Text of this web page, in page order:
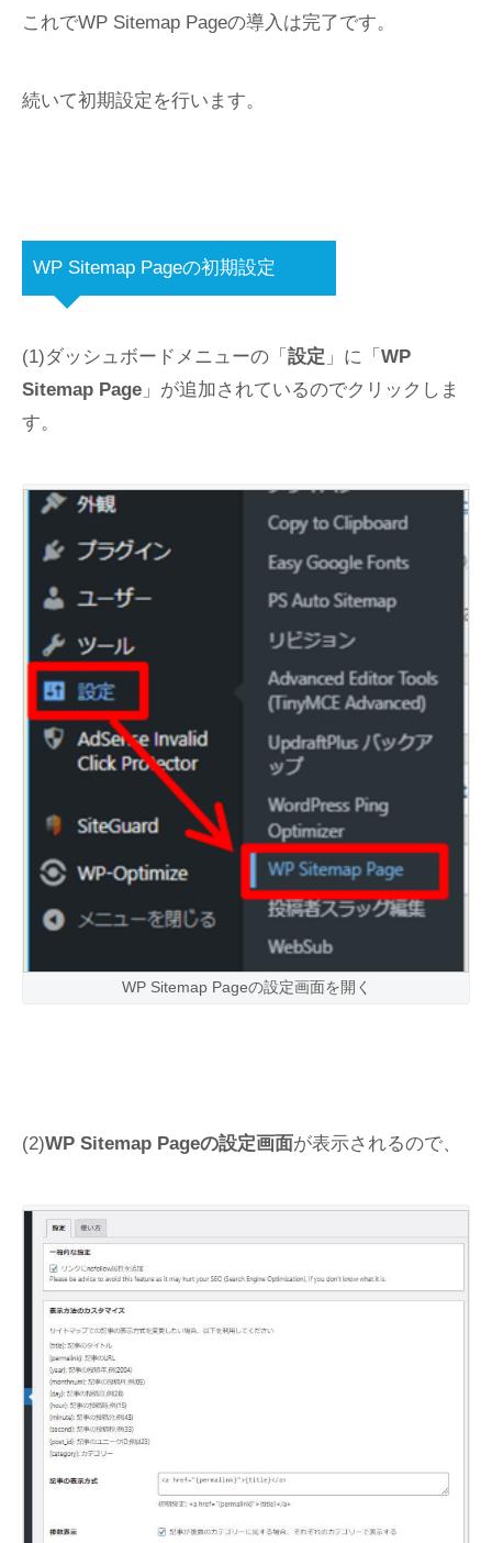
これでWP Sitemap Pageの導入は完了です。
続いて初期設定を行います。
WP Sitemap Pageの初期設定
(1)ダッシュボードメニューの「 設定 」に「 WP
Sitemap Page 」が追加されているのでクリックしま
す。
WP Sitemap Pageの設定画面を開く
(2)WP Sitemap Pageの設定画面が表示されるので、